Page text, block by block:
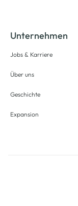
Unternehmen
Jobs & Karriere
Über uns
Geschichte
Expansion